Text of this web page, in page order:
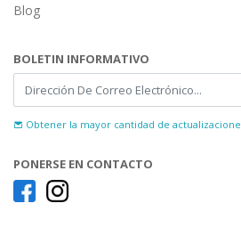
Blog
BOLETIN INFORMATIVO
Obtener la mayor cantidad de
PONERSE EN CONTACTO